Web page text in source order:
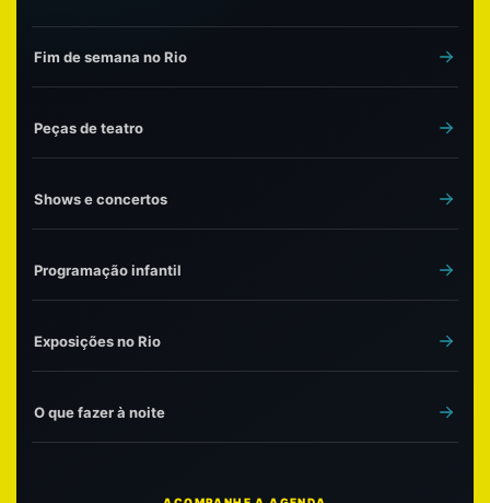
Fim de semana no Rio
Peças de teatro
Shows e concertos
Programação infantil
Exposições no Rio
O que fazer à noite